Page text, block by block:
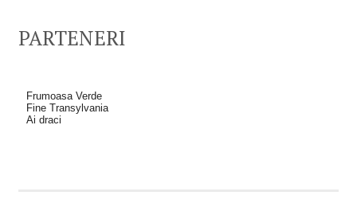
PARTENERI
Frumoasa Verde
Fine Transylvania
Ai draci